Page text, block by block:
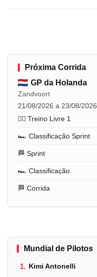
Próxima Corrida
GP da Holanda
Zandvoort
21/08/2026 a 23/08/2026
🏋️‍♂️ Treino Livre 1
🏎️ Classificação Sprint
🏁 Sprint
🏎️ Classificação
🏁 Corrida
Mundial de Pilotos
1. Kimi Antonelli